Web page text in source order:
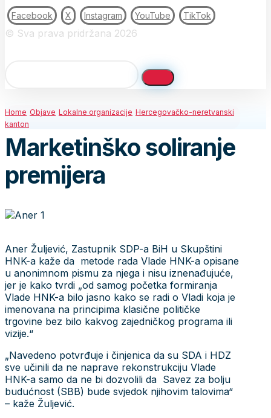
Facebook X Instagram YouTube TikTok
© Sva prava pridržana 2026
Home Objave Lokalne organizacije Hercegovačko-neretvanski
kanton
Marketinško soliranje
premijera
Aner Žuljević, Zastupnik SDP-a BiH u Skupštini
HNK-a kaže da metode rada Vlade HNK-a opisane
u anonimnom pismu za njega i nisu iznenađujuće,
jer je kako tvrdi „od samog početka formiranja
Vlade HNK-a bilo jasno kako se radi o Vladi koja je
imenovana na principima klasične političke
trgovine bez bilo kakvog zajedničkog programa ili
vizije.“
„Navedeno potvrđuje i činjenica da su SDA i HDZ
sve učinili da ne naprave rekonstrukciju Vlade
HNK-a samo da ne bi dozvolili da Savez za bolju
budućnost (SBB) bude svjedok njihovim talovima“
– kaže Žuljević.